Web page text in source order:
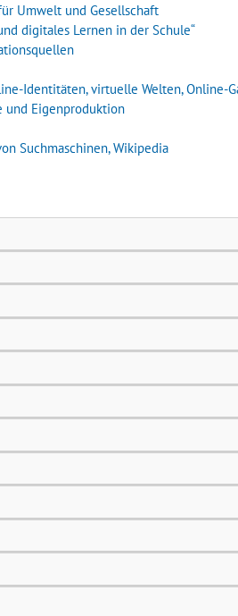
Umwelt und Gesellschaft
digitales Lernen in der Schule“
Identitäten, virtuelle Welten, Online-
und Eigenproduktion
Suchmaschinen, Wikipedia